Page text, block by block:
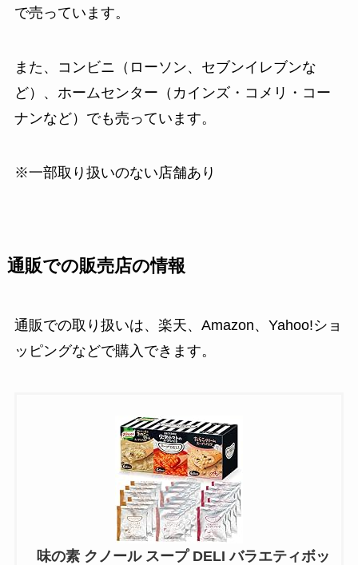
で売っています。
また、コンビニ（ローソン、セブンイレブンな
ど）、ホームセンター（カインズ・コメリ・コー
ナンなど）でも売っています。
※一部取り扱いのない店舗あり
通販での販売店の情報
通販での取り扱いは、楽天、Amazon、Yahoo!ショ
ッピングなどで購入できます。
味の素 クノール スープ DELI バラエティボッ